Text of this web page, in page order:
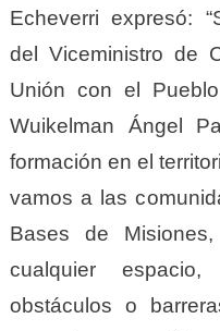
Echeverri expresó:
del Viceministro de
Unión con el
Wuikelman Ángel
formación en el
vamos a las
Bases de
cualquier
obstáculos o